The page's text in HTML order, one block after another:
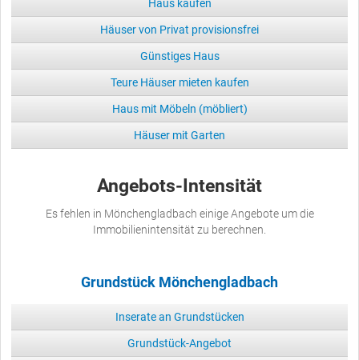
Haus kaufen
Häuser von Privat provisionsfrei
Günstiges Haus
Teure Häuser mieten kaufen
Haus mit Möbeln (möbliert)
Häuser mit Garten
Angebots-Intensität
Es fehlen in Mönchengladbach einige Angebote um die
Immobilienintensität zu berechnen.
Grundstück Mönchengladbach
Inserate an Grundstücken
Grundstück-Angebot